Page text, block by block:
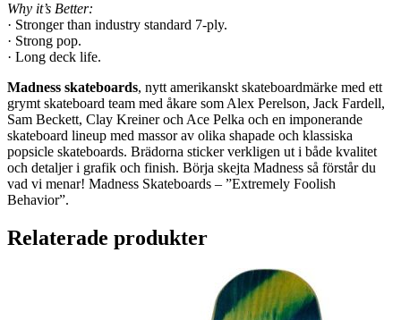
Why it’s Better:
· Stronger than industry standard 7-ply.
· Strong pop.
· Long deck life.
Madness skateboards, nytt amerikanskt skateboardmärke med ett
grymt skateboard team med åkare som Alex Perelson, Jack Fardell,
Sam Beckett, Clay Kreiner och Ace Pelka och en imponerande
skateboard lineup med massor av olika shapade och klassiska
popsicle skateboards. Brädorna sticker verkligen ut i både kvalitet
och detaljer i grafik och finish. Börja skejta Madness så förstår du
vad vi menar! Madness Skateboards – ”Extremely Foolish
Behavior”.
Relaterade produkter